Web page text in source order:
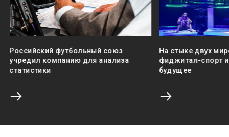
Российский футбольный союз
учредил компанию для анализа
статистики
На стыке двух
фиджитал-спорт
будущее